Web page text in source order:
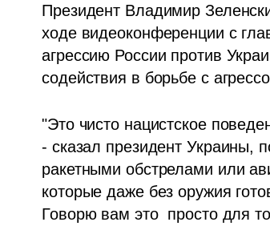
Президент Владимир
ходе видеоконференции с
агрессию России против
содействия в борьбе с
"Это чисто нацистское
- сказал президент Украины,
ракетными обстрелами или
которые даже без оружия
Говорю вам это  просто для